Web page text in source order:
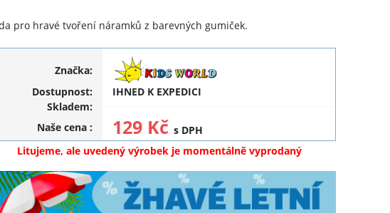
pro hravé tvoření náramků z barevných gumiček.
Značka:
Dostupnost:
IHNED K EXPEDICI
Skladem:
Naše cena: 129 Kčs DPH
Litujeme, ale uvedený výrobek je momentálně vyprodaný